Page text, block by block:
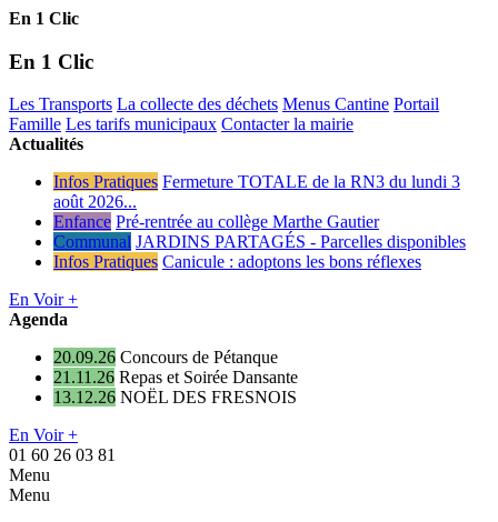
En 1 Clic
En 1 Clic
Les Transports La collecte des déchets Menus Cantine Portail
Famille Les tarifs municipaux Contacter la mairie
Actualités
Infos Pratiques Fermeture TOTALE de la RN3 du lundi 3
août 2026...
Enfance Pré-rentrée au collège Marthe Gautier
Communal JARDINS PARTAGÉS - Parcelles disponibles
Infos Pratiques Canicule : adoptons les bons réflexes
En Voir +
Agenda
20.09.26 Concours de Pétanque
21.11.26 Repas et Soirée Dansante
13.12.26 NOËL DES FRESNOIS
En Voir +
01 60 26 03 81
Menu
Menu